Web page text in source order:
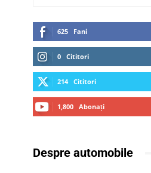
625 Fani
0 Cititori
214 Cititori
1,800 Abonați
Despre automobile